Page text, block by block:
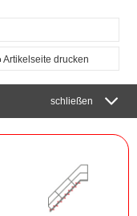
Artikelseite drucken
schließen